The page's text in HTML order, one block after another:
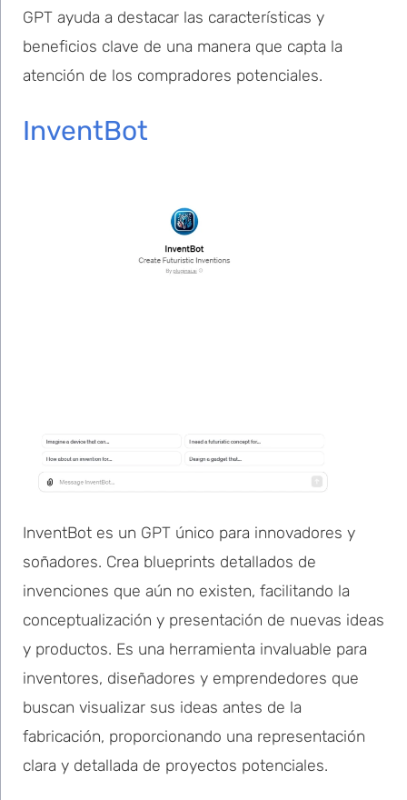
GPT ayuda a destacar las características y
beneficios clave de una manera que capta la
atención de los compradores potenciales.
InventBot
InventBot es un GPT único para innovadores y
soñadores. Crea blueprints detallados de
invenciones que aún no existen, facilitando la
conceptualización y presentación de nuevas ideas
y productos. Es una herramienta invaluable para
inventores, diseñadores y emprendedores que
buscan visualizar sus ideas antes de la
fabricación, proporcionando una representación
clara y detallada de proyectos potenciales.